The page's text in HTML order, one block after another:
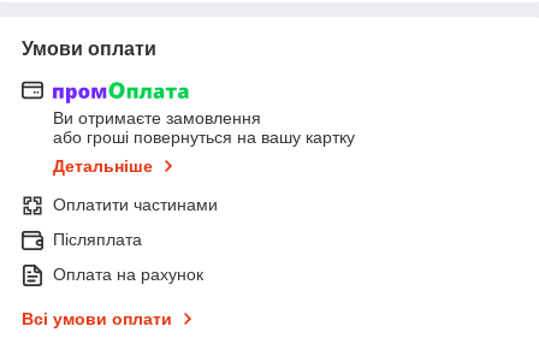
Умови оплати
Ви отримаєте замовлення
або гроші повернуться на вашу картку
Детальніше
Оплатити частинами
Післяплата
Оплата на рахунок
Всі умови оплати